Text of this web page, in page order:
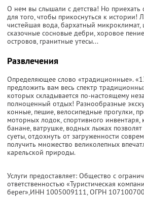
О нем вы слышали с детства! Но приехать
для того, чтобы прикоснуться к истории!
чистейшая вода, бархатный микроклимат,
сказочные сосновые дебри, хоровое
островов, гранитные утесы...
Развлечения
Определяющее слово «традиционные».
предложить вам весь спектр
которых складывается по-настоящему
полноценный отдых! Разнообразные
конные, пешие, велосипедные прогулки,
моторных лодок, спортивного инвентаря,
банане, ватрушке, водных лыжах позволят
суеты, отдохнуть от загруженности
получить множество великолепных
карельской природы.
Услуги предоставляет: Общество с
ответственностью «Туристическая
берег»,ИНН 1005009111, ОГРН